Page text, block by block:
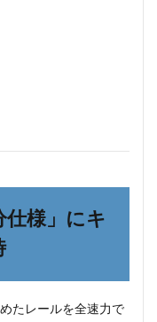
仕様」にキ
たレールを全速力で